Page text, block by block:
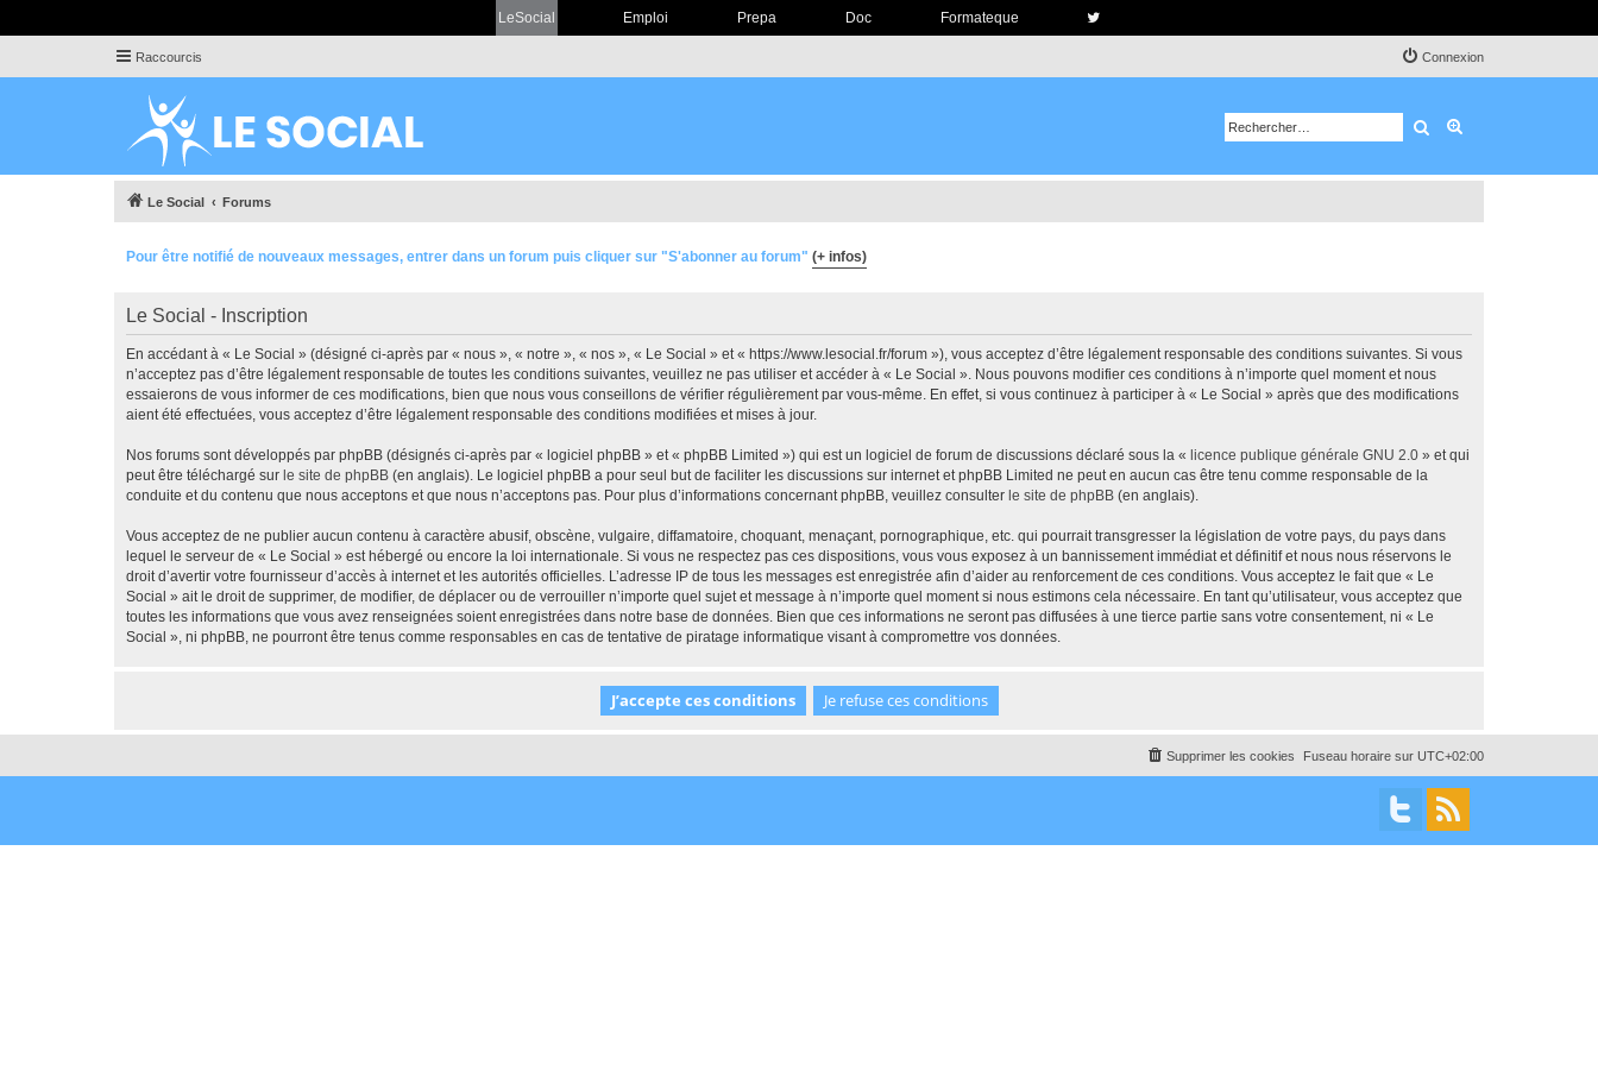
LeSocial Emploi Prepa Doc Formateque
Raccourcis Connexion
Rechercher
Le Social Forums
Pour être notifié de nouveaux messages, entrer dans un forum puis cliquer sur "S'abonner au forum" (+ infos)
Le Social - Inscription
En accédant à « Le Social » (désigné ci-après par « nous », « notre », « nos », « Le Social » et « https://www.lesocial.fr/forum »), vous acceptez d’être légalement responsable des conditions suivantes. Si vous
n’acceptez pas d’être légalement responsable de toutes les conditions suivantes, veuillez ne pas utiliser et accéder à « Le Social ». Nous pouvons modifier ces conditions à n’importe quel moment et nous
essaierons de vous informer de ces modifications, bien que nous vous conseillons de vérifier régulièrement par vous-même. En effet, si vous continuez à participer à « Le Social » après que des modifications
aient été effectuées, vous acceptez d’être légalement responsable des conditions modifiées et mises à jour.
Nos forums sont développés par phpBB (désignés ci-après par « logiciel phpBB » et « phpBB Limited ») qui est un logiciel de forum de discussions déclaré sous la « licence publique générale GNU 2.0 » et qui
peut être téléchargé sur le site de phpBB (en anglais). Le logiciel phpBB a pour seul but de faciliter les discussions sur internet et phpBB Limited ne peut en aucun cas être tenu comme responsable de la
conduite et du contenu que nous acceptons et que nous n’acceptons pas. Pour plus d’informations concernant phpBB, veuillez consulter le site de phpBB (en anglais).
Vous acceptez de ne publier aucun contenu à caractère abusif, obscène, vulgaire, diffamatoire, choquant, menaçant, pornographique, etc. qui pourrait transgresser la législation de votre pays, du pays dans
lequel le serveur de « Le Social » est hébergé ou encore la loi internationale. Si vous ne respectez pas ces dispositions, vous vous exposez à un bannissement immédiat et définitif et nous nous réservons le
droit d’avertir votre fournisseur d’accès à internet et les autorités officielles. L’adresse IP de tous les messages est enregistrée afin d’aider au renforcement de ces conditions. Vous acceptez le fait que « Le
Social » ait le droit de supprimer, de modifier, de déplacer ou de verrouiller n’importe quel sujet et message à n’importe quel moment si nous estimons cela nécessaire. En tant qu’utilisateur, vous acceptez que
toutes les informations que vous avez renseignées soient enregistrées dans notre base de données. Bien que ces informations ne seront pas diffusées à une tierce partie sans votre consentement, ni « Le
Social », ni phpBB, ne pourront être tenus comme responsables en cas de tentative de piratage informatique visant à compromettre vos données.
Fuseau horaire sur UTC+02:00
Supprimer les cookies